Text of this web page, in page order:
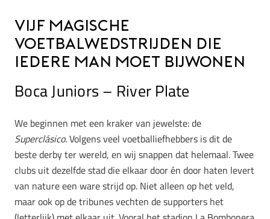
Vijf magische
voetbalwedstrijden die
iedere man moet bijwonen
Boca Juniors – River Plate
We beginnen met een kraker van jewelste: de
Superclásico. Volgens veel voetballiefhebbers is dit de
beste derby ter wereld, en wij snappen dat helemaal. Twee
clubs uit dezelfde stad die elkaar door én door haten levert
van nature een ware strijd op. Niet alleen op het veld,
maar ook op de tribunes vechten de supporters het